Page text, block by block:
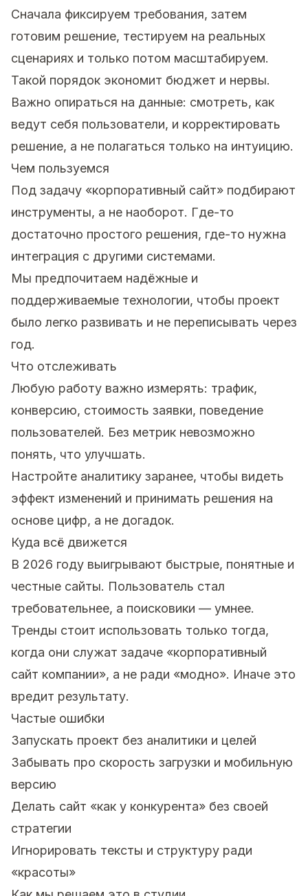
Сначала фиксируем требования, затем
готовим решение, тестируем на реальных
сценариях и только потом масштабируем.
Такой порядок экономит бюджет и нервы.
Важно опираться на данные: смотреть, как
ведут себя пользователи, и корректировать
решение, а не полагаться только на интуицию.
Чем пользуемся
Под задачу «корпоративный сайт» подбирают
инструменты, а не наоборот. Где-то
достаточно простого решения, где-то нужна
интеграция с другими системами.
Мы предпочитаем надёжные и
поддерживаемые технологии, чтобы проект
было легко развивать и не переписывать через
год.
Что отслеживать
Любую работу важно измерять: трафик,
конверсию, стоимость заявки, поведение
пользователей. Без метрик невозможно
понять, что улучшать.
Настройте аналитику заранее, чтобы видеть
эффект изменений и принимать решения на
основе цифр, а не догадок.
Куда всё движется
В 2026 году выигрывают быстрые, понятные и
честные сайты. Пользователь стал
требовательнее, а поисковики — умнее.
Тренды стоит использовать только тогда,
когда они служат задаче «корпоративный
сайт компании», а не ради «модно». Иначе это
вредит результату.
Частые ошибки
Запускать проект без аналитики и целей
Забывать про скорость загрузки и мобильную
версию
Делать сайт «как у конкурента» без своей
стратегии
Игнорировать тексты и структуру ради
«красоты»